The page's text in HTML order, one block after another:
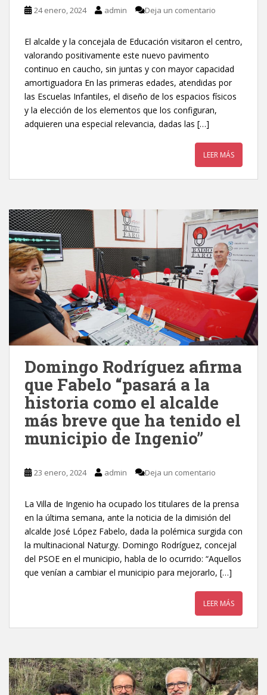
24 enero, 2024 admin Deja un comentario
El alcalde y la concejala de Educación visitaron el centro,
valorando positivamente este nuevo pavimento
continuo en caucho, sin juntas y con mayor capacidad
amortiguadora En las primeras edades, atendidas por
las Escuelas Infantiles, el diseño de los espacios físicos
y la elección de los elementos que los configuran,
adquieren una especial relevancia, dadas las […]
LEER MÁS
Domingo Rodríguez afirma
que Fabelo “pasará a la
historia como el alcalde
más breve que ha tenido el
municipio de Ingenio”
23 enero, 2024 admin Deja un comentario
La Villa de Ingenio ha ocupado los titulares de la prensa
en la última semana, ante la noticia de la dimisión del
alcalde José López Fabelo, dada la polémica surgida con
la multinacional Naturgy. Domingo Rodríguez, concejal
del PSOE en el municipio, habla de lo ocurrido: “Aquellos
que venían a cambiar el municipio para mejorarlo, […]
LEER MÁS